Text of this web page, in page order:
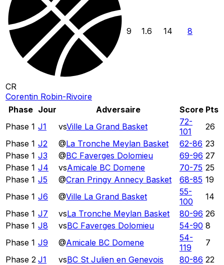
CR
Corentin Robin-Rivoire
9 1.6 14 8
Phase Jour Adversaire Score Pts
Phase 1 J1 vsVille La Grand Basket 72-
101
26
Phase 1 J2 @La Tronche Meylan Basket 62-86 23
Phase 1 J3 @BC Faverges Dolomieu 69-96 27
Phase 1 J4 vsAmicale BC Domene 70-75 25
Phase 1 J5 @Cran Pringy Annecy Basket 68-85 19
Phase 1 J6 @Ville La Grand Basket 55-
100
14
Phase 1 J7 vsLa Tronche Meylan Basket 80-96 26
Phase 1 J8 vsBC Faverges Dolomieu 54-90 8
Phase 1 J9 @Amicale BC Domene 54-
119
7
Phase 2 J1 vsBC St Julien en Genevois 80-86 22